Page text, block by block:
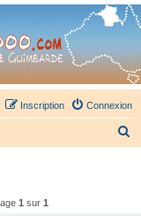
la communauté.
Connexion
Inscription
1 sur 1